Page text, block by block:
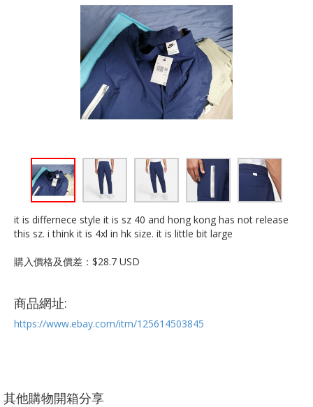
it is differnece style it is sz 40 and hong kong has not release
this sz. i think it is 4xl in hk size. it is little bit large
購入價格及價差：$28.7 USD
商品網址:
https://www.ebay.com/itm/125614503845
其他購物開箱分享